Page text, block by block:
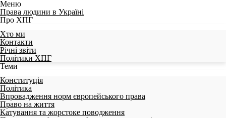
Меню
Права людини в Україні
Про ХПГ
Хто ми
Контакти
Річні звіти
Політики ХПГ
Теми
Конституція
Політика
Впровадження норм європейського права
Право на життя
Катування та жорстоке поводження